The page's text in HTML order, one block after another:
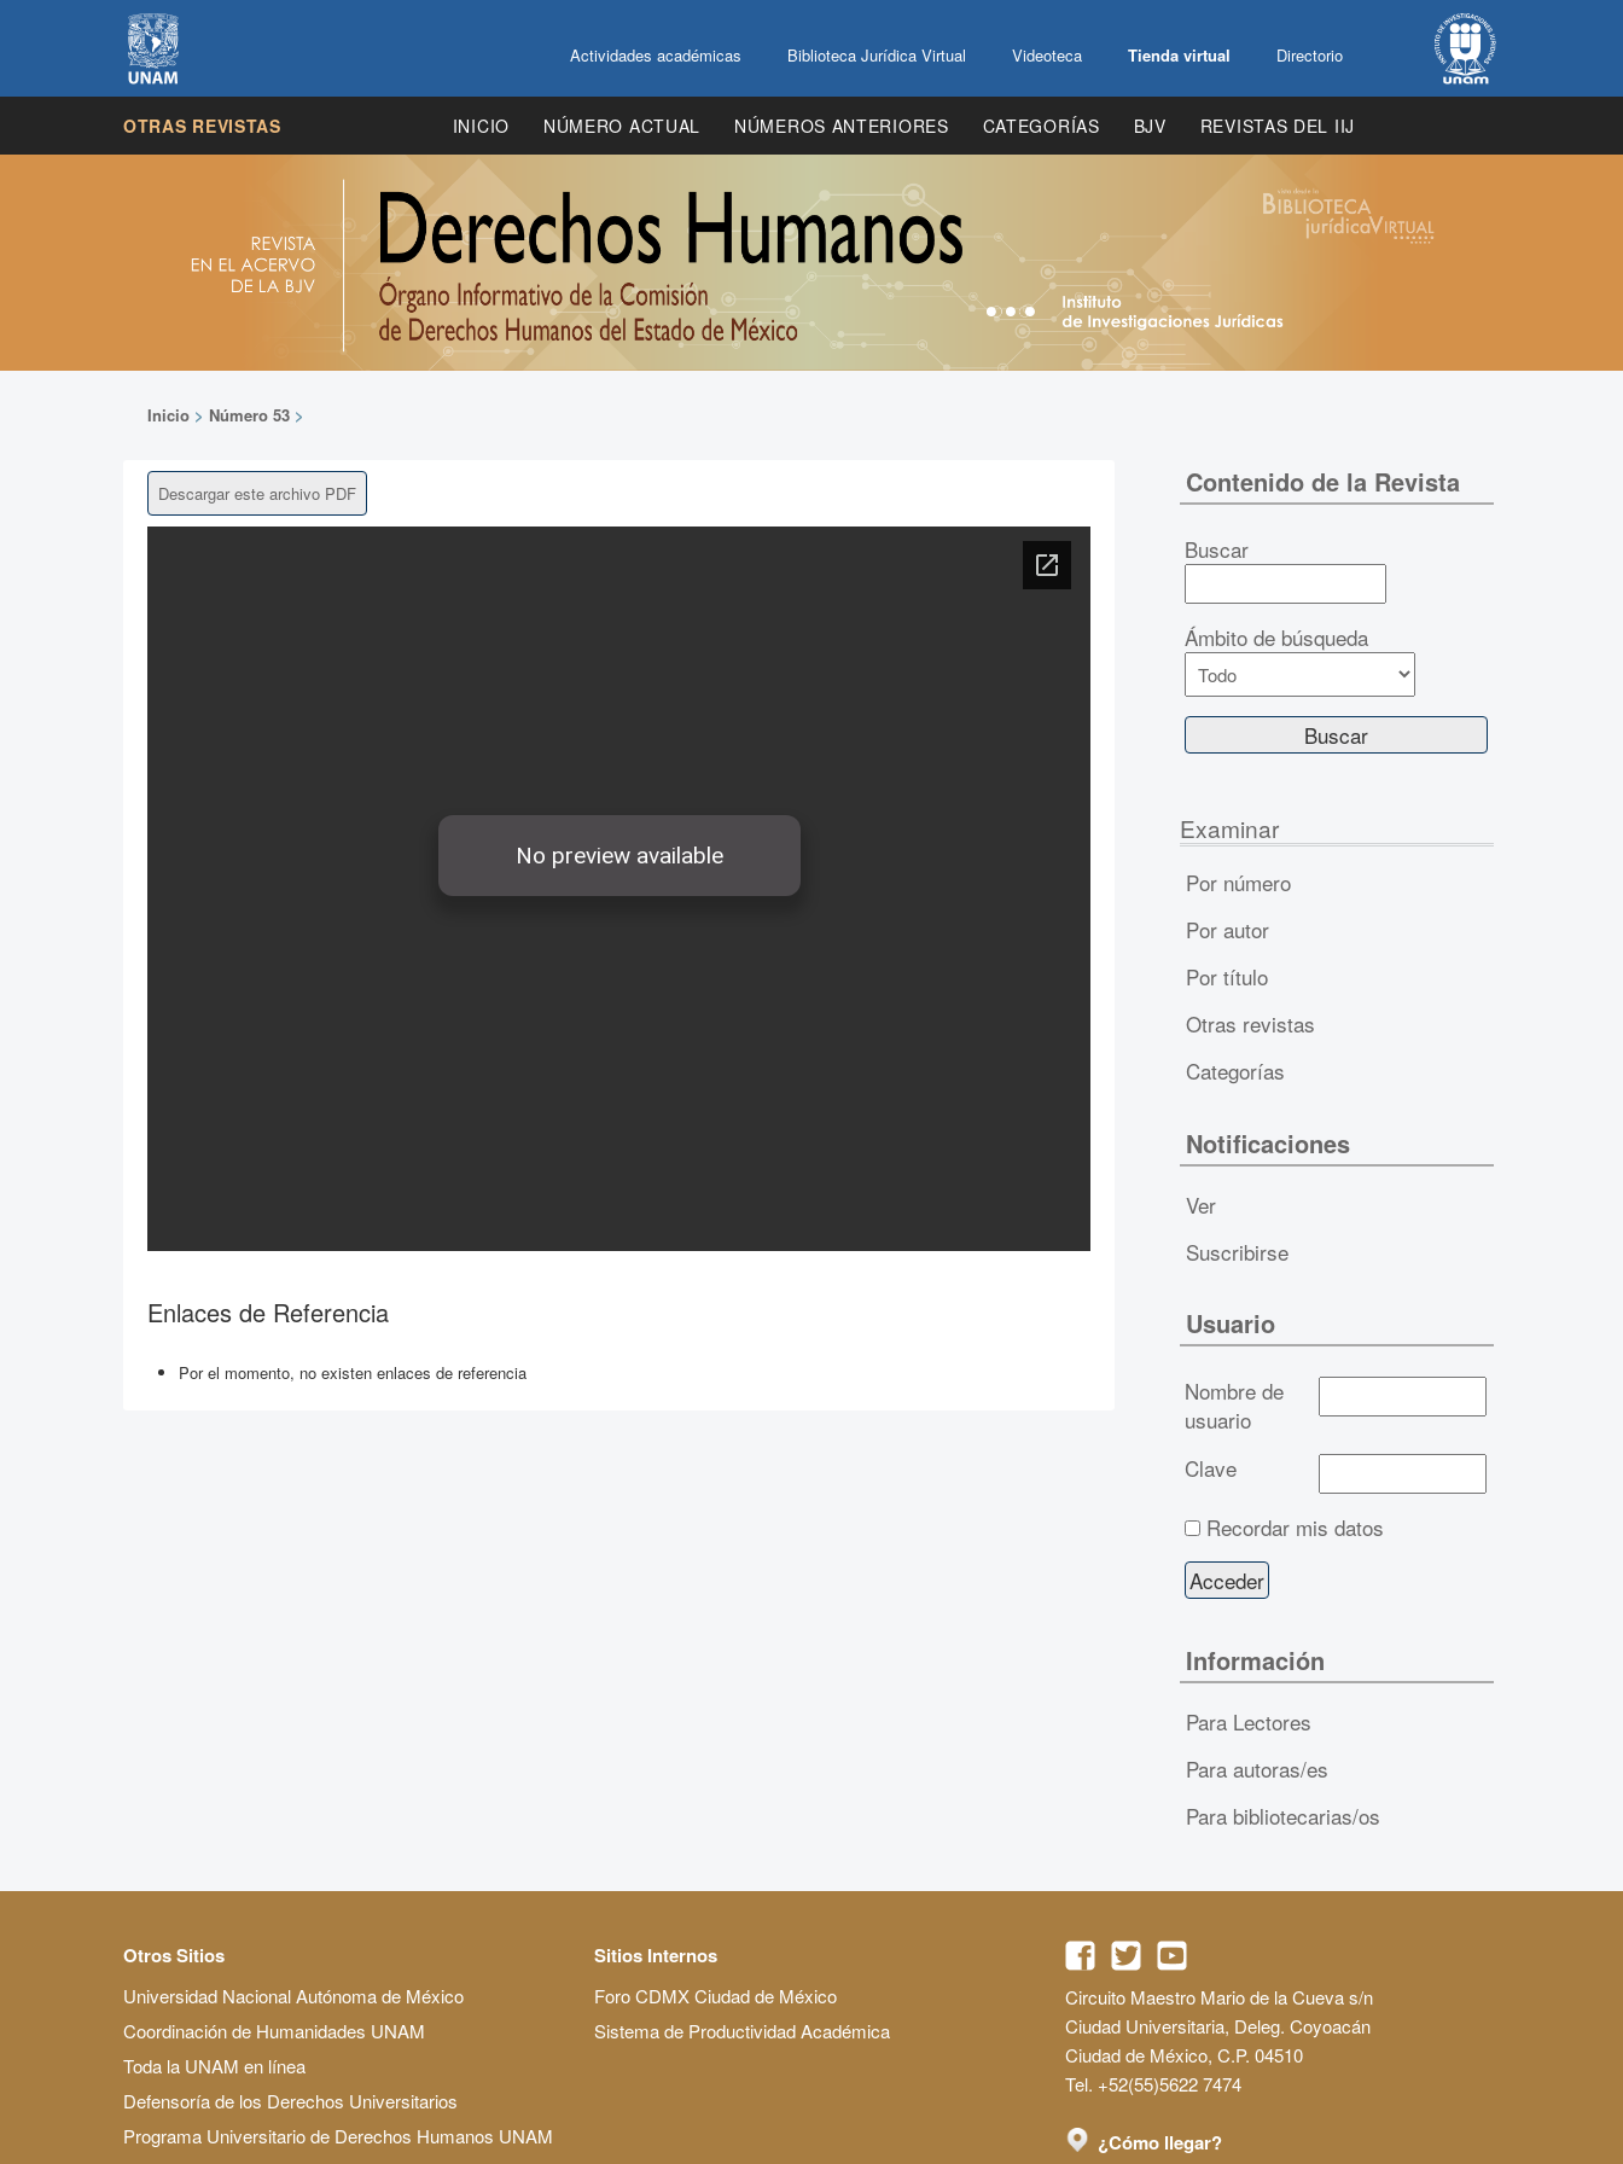
Actividades académicas Biblioteca Jurídica Virtual Videoteca Tienda virtual Directorio
OTRAS REVISTAS INICIO NÚMERO ACTUAL NÚMEROS ANTERIORES CATEGORÍAS BJV REVISTAS DEL IIJ
Inicio > Número 53 >
Descargar este archivo PDF
Enlaces de Referencia
Por el momento, no existen enlaces de referencia
Contenido de la Revista
Buscar
Ámbito de búsqueda
Examinar
Por número
Por autor
Por título
Otras revistas
Categorías
Notificaciones
Ver
Suscribirse
Usuario
Nombre de
usuario
Clave
Recordar mis datos
Información
Para Lectores
Para autoras/es
Para bibliotecarias/os
Otros Sitios
Universidad Nacional Autónoma de México
Coordinación de Humanidades UNAM
Toda la UNAM en línea
Defensoría de los Derechos Universitarios
Programa Universitario de Derechos Humanos UNAM
Sitios Internos
Foro CDMX Ciudad de México
Sistema de Productividad Académica
Circuito Maestro Mario de la Cueva s/n
Ciudad Universitaria, Deleg. Coyoacán
Ciudad de México, C.P. 04510
Tel. +52(55)5622 7474
¿Cómo llegar?